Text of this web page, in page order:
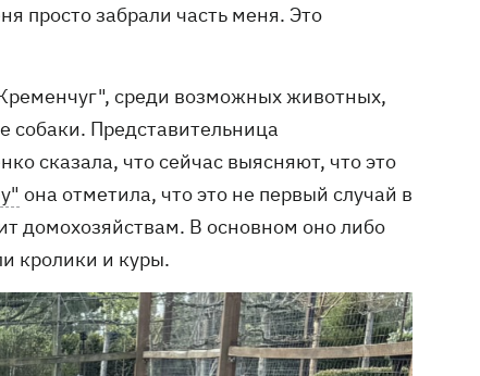
просто забрали часть меня. Это
среди возможных животных,
собаки. Представительница
сказала, что сейчас выясняют, что это
она отметила, что это не первый случай в
домохозяйствам. В основном оно либо
кролики и куры.